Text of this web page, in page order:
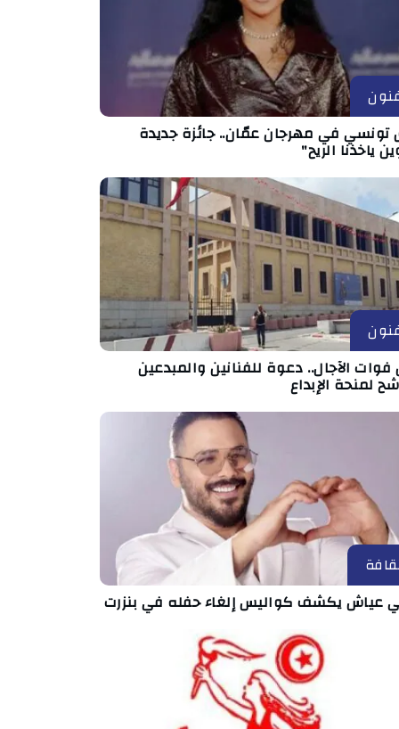
تونسي في مهرجان عمّان.. جائزة جديدة
ياخذنا الريح"
فوات الآجال.. دعوة للفنانين والمبدعين
لمنحة الإبداع
عياش يكشف كواليس إلغاء حفله في بنزرت